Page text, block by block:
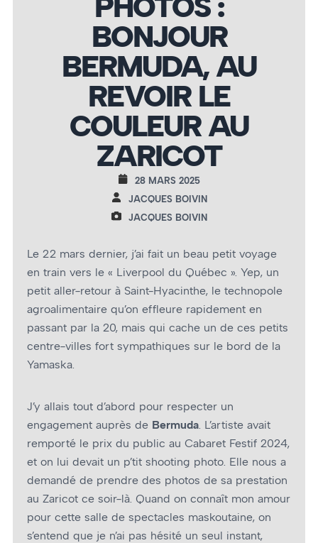
BONJOUR
BERMUDA, AU
REVOIR LE
COULEUR AU
ZARICOT
28 MARS 2025
JACQUES BOIVIN
JACQUES BOIVIN
Le 22 mars dernier, j’ai fait un beau petit voyage
en train vers le « Liverpool du Québec ». Yep, un
petit aller-retour à Saint-Hyacinthe, le technopole
agroalimentaire qu’on effleure rapidement en
passant par la 20, mais qui cache un de ces petits
centre-villes fort sympathiques sur le bord de la
Yamaska.
J’y allais tout d’abord pour respecter un
engagement auprès de Bermuda. L’artiste avait
remporté le prix du public au Cabaret Festif 2024,
et on lui devait un p’tit shooting photo. Elle nous a
demandé de prendre des photos de sa prestation
au Zaricot ce soir-là. Quand on connaît mon amour
pour cette salle de spectacles maskoutaine, on
s’entend que je n’ai pas hésité un seul instant,